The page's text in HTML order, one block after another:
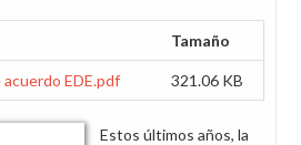
Tamaño
EDE.pdf 321.06 KB
Estos últimos años, la